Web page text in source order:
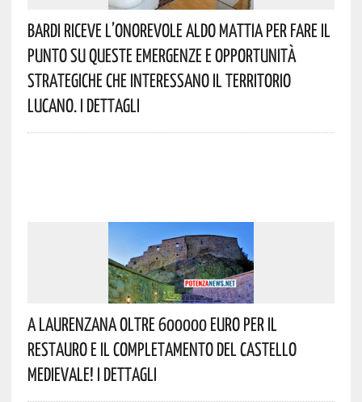
Bardi Riceve L’onorevole Aldo Mattia Per Fare Il
Punto Su Queste Emergenze E Opportunità
Strategiche Che Interessano Il Territorio
Lucano. I Dettagli
A Laurenzana Oltre 600000 Euro Per Il
Restauro E Il Completamento Del Castello
Medievale! I Dettagli